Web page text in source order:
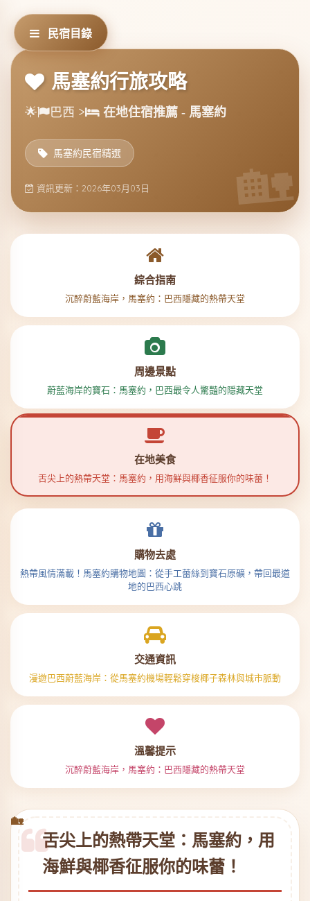
民宿目錄
馬塞約行旅攻略
🌟 巴西 > 在地住宿推薦 - 馬塞約
馬塞約民宿精選
資訊更新：2026年03月03日
綜合指南
沉醉蔚藍海岸，馬塞約：巴西隱藏的熱帶天堂
周邊景點
蔚藍海岸的寶石：馬塞約，巴西最令人驚豔的隱藏天堂
在地美食
舌尖上的熱帶天堂：馬塞約，用海鮮與椰香征服你的味蕾！
購物去處
熱帶風情滿載！馬塞約購物地圖：從手工蕾絲到寶石原礦，帶回最道
地的巴西心跳
交通資訊
漫遊巴西蔚藍海岸：從馬塞約機場輕鬆穿梭椰子森林與城市脈動
溫馨提示
沉醉蔚藍海岸，馬塞約：巴西隱藏的熱帶天堂
舌尖上的熱帶天堂：馬塞約，用
海鮮與椰香征服你的味蕾！